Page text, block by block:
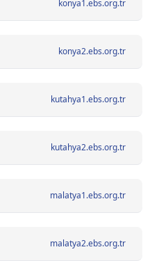
konya1.ebs.org.tr
konya2.ebs.org.tr
kutahya1.ebs.org.tr
kutahya2.ebs.org.tr
malatya1.ebs.org.tr
malatya2.ebs.org.tr